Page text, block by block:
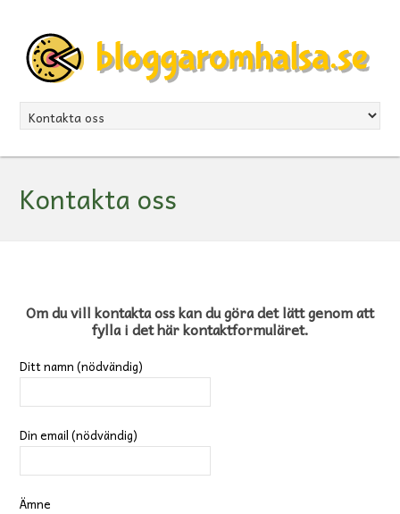
Kontakta oss
Om du vill kontakta oss kan du göra det lätt genom att
fylla i det här kontaktformuläret.
Ditt namn (nödvändig)
Din email (nödvändig)
Ämne